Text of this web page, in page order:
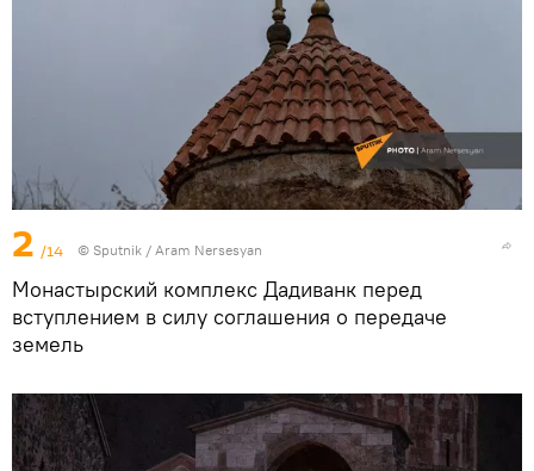
2 /14 © Sputnik / Aram Nersesyan
Монастырский комплекс Дадиванк перед
вступлением в силу соглашения о передаче
земель